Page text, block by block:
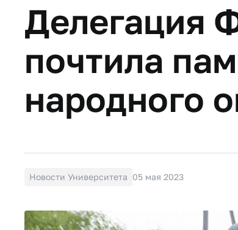
Делегация
почтила
народного
Новости Университета 05 мая 2023